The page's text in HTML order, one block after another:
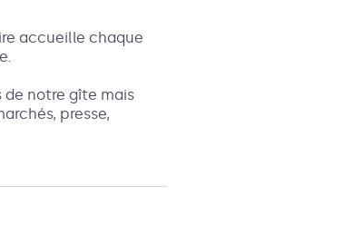
accueille chaque
de notre gîte mais
presse,